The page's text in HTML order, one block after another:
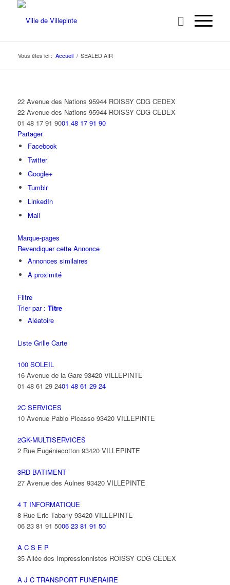
Vous êtes ici : Accueil / SEALED AIR
22 Avenue des Nations 95944 ROISSY CDG CEDEX
22 Avenue des Nations 95944 ROISSY CDG CEDEX
01 48 17 91 9001 48 17 91 90
Partager
Facebook
Twitter
Google+
Tumblr
LinkedIn
Mail
Marque-pages
Revendiquer cette Annonce
Annonces similaires
A proximité
Filtre
Trier par : Titre
Aléatoire
Liste Grille Carte
100 SOLEIL
16 Avenue de la Gare 93420 VILLEPINTE
01 48 61 29 2401 48 61 29 24
2C SERVICES
10 Avenue Pablo Picasso 93420 VILLEPINTE
2GK-MULTISERVICES
2 Rue Eugéniecotton 93420 VILLEPINTE
3RD BATIMENT
27 Avenue des Aulnes 93420 VILLEPINTE
4 T INFORMATIQUE
8 Rue Eric Tabarly 93420 VILLEPINTE
06 23 81 91 5006 23 81 91 50
A C S E P
35 Allée des Impressionnistes ROISSY CDG CEDEX
A J C TRANSPORT FUNERAIRE